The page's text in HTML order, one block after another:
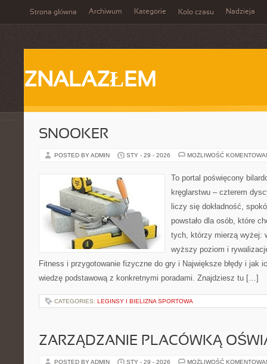
Strona główna Archiwum Kategorie Koło czasu Nadzieja
ZNALAZŁEM
SNOOKER
POSTED BY ADMIN STY - 29 - 2026 MOŻLIWOŚĆ
To portal poświęcony
kręglarstwu – czterem
liczy się dokładność,
powstało dla osób, które
tych, którzy mierzą wyżej:
wyższy poziom i
Fitness i przygotowanie fizyczne do gry i Największe błędy i jak
wiedzę podstawową z konkretnymi poradami. Znajdziesz tu […]
CATEGORIES: LEGINSY I BIELIZNA SPORTOWA
ZARZĄDZANIE PLACÓWKĄ
POSTED BY ADMIN STY - 29 - 2026 MOŻLIWOŚĆ